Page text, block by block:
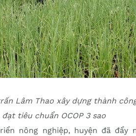
Lâm Thao xây dựng thành
tiêu chuẩn OCOP 3 sao
nông nghiệp, huyện đã đẩy